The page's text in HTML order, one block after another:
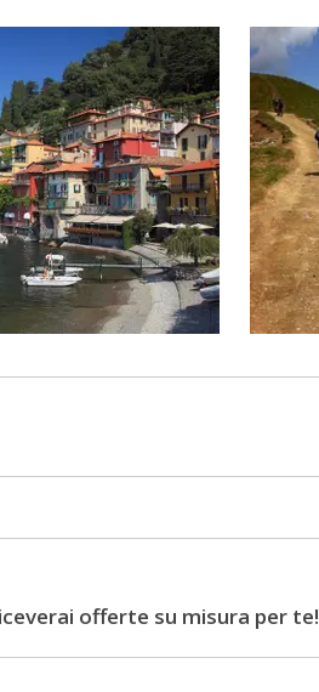
offerte su misura per te!